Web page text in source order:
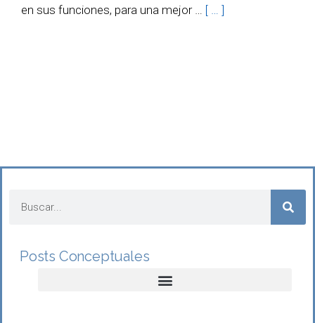
en sus funciones, para una mejor … [ … ]
Posts Conceptuales